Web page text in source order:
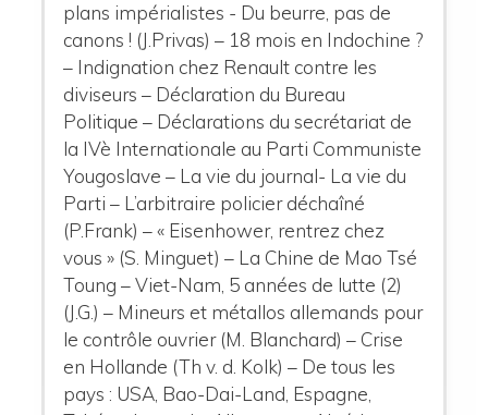
plans impérialistes - Du beurre, pas de
canons ! (J.Privas) – 18 mois en Indochine ?
– Indignation chez Renault contre les
diviseurs – Déclaration du Bureau
Politique – Déclarations du secrétariat de
la IVè Internationale au Parti Communiste
Yougoslave – La vie du journal- La vie du
Parti – L’arbitraire policier déchaîné
(P.Frank) – « Eisenhower, rentrez chez
vous » (S. Minguet) – La Chine de Mao Tsé
Toung – Viet-Nam, 5 années de lutte (2)
(J.G.) – Mineurs et métallos allemands pour
le contrôle ouvrier (M. Blanchard) – Crise
en Hollande (Th v. d. Kolk) – De tous les
pays : USA, Bao-Dai-Land, Espagne,